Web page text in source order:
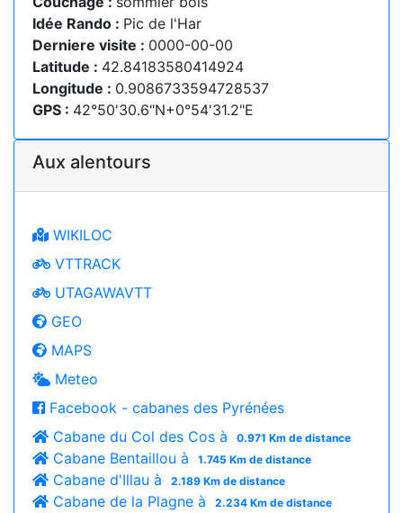
Idée Rando : Pic de l'Har
Derniere visite : 0000-00-00
Latitude : 42.84183580414924
Longitude : 0.9086733594728537
GPS : 42°50'30.6"N+0°54'31.2"E
Aux alentours
WIKILOC
VTTRACK
UTAGAWAVTT
GEO
MAPS
Meteo
Facebook - cabanes des Pyrénées
Cabane du Col des Cos à
0.971 Km de distance
Cabane Bentaillou à 1.745 Km de distance
Cabane d'Illau à 2.189 Km de distance
Cabane de la Plagne à 2.234 Km de distance